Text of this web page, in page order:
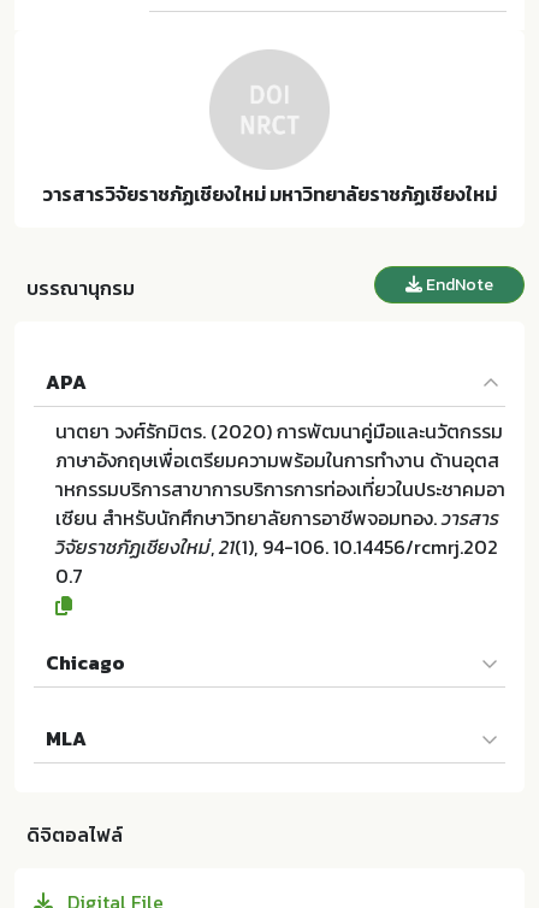
วารสารวิจัยราชภัฏเชียงใหม่ มหาวิทยาลัยราชภัฏเชียงใหม่
บรรณานุกรม EndNote
APA
นาตยา วงศ์รักมิตร. (2020) การพัฒนาคู่มือและนวัตกรรม
ภาษาอังกฤษเพื่อเตรียมความพร้อมในการทำงาน ด้านอุตส
าหกรรมบริการสาขาการบริการการท่องเที่ยวในประชาคมอา
เซียน สำหรับนักศึกษาวิทยาลัยการอาชีพจอมทอง.วารสาร
วิจัยราชภัฏเชียงใหม่,21(1), 94-106. 10.14456/rcmrj.202
0.7
Chicago
กฤษเพื่อเตรียมความพร้อมในการทำงาน ด้านอุตสาหกรรม
บริการสาขาการบริการการท่องเที่ยวในประชาคมอาเซียน ส
าชภัฏเชียงใหม่ 21 (2020):94-106. 10.14456/rcmrj.202
MLA
บริการสาขาการบริการการท่องเที่ยวในประชาคมอาเซียน ส
ดิจิตอลไฟล์
Digital File